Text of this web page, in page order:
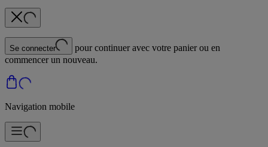
Se connecter
pour continuer avec votre panier ou en
commencer un nouveau.
Navigation mobile